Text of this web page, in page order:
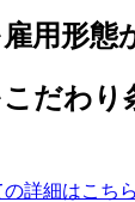
用形態
だわり
詳細はこちら